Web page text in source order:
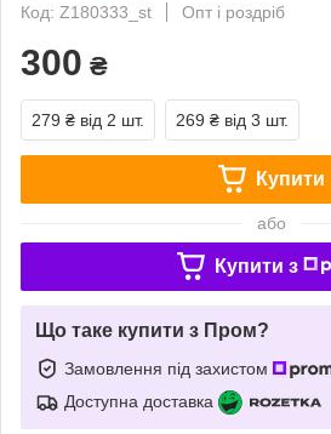
Код: Z180333_st
Опт і роздріб
300 ₴
279 ₴ від 2 шт. 269 ₴ від 3 шт.
Купити
або
Купити з
Що таке купити з Пром?
Замовлення під захистом
Доступна доставка